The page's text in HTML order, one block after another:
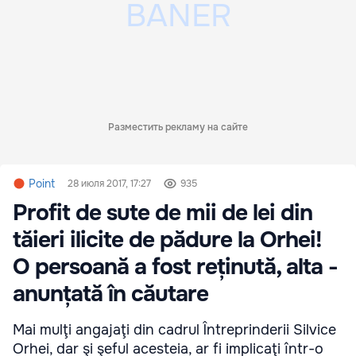
Разместить рекламу на сайте
Point 28 июля 2017, 17:27 935
Profit de sute de mii de lei din
tăieri ilicite de pădure la Orhei!
O persoană a fost reținută, alta -
anunțată în căutare
Mai mulţi angajaţi din cadrul Întreprinderii Silvice
Orhei, dar şi şeful acesteia, ar fi implicaţi într-o